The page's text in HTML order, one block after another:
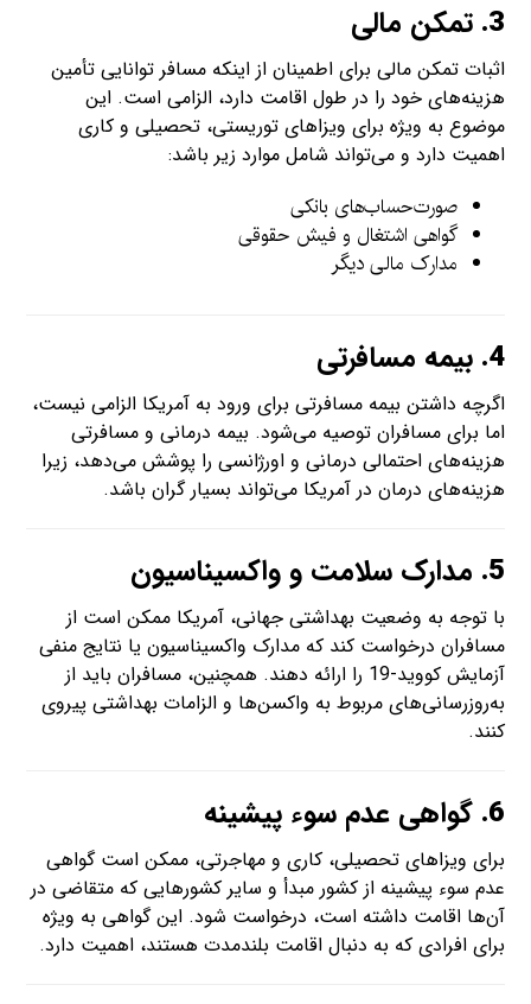
3. تمکن مالی
اثبات تمکن مالی برای اطمینان از اینکه مسافر توانایی تأمین
هزینه‌های خود را در طول اقامت دارد، الزامی است. این
موضوع به ویژه برای ویزاهای توریستی، تحصیلی و کاری
اهمیت دارد و می‌تواند شامل موارد زیر باشد:
صورت‌حساب‌های بانکی
گواهی اشتغال و فیش حقوقی
مدارک مالی دیگر
4. بیمه مسافرتی
اگرچه داشتن بیمه مسافرتی برای ورود به آمریکا الزامی نیست،
اما برای مسافران توصیه می‌شود. بیمه درمانی و مسافرتی
هزینه‌های احتمالی درمانی و اورژانسی را پوشش می‌دهد، زیرا
هزینه‌های درمان در آمریکا می‌تواند بسیار گران باشد.
5. مدارک سلامت و واکسیناسیون
با توجه به وضعیت بهداشتی جهانی، آمریکا ممکن است از
مسافران درخواست کند که مدارک واکسیناسیون یا نتایج منفی
آزمایش کووید-19 را ارائه دهند. همچنین، مسافران باید از
به‌روزرسانی‌های مربوط به واکسن‌ها و الزامات بهداشتی پیروی
کنند.
6. گواهی عدم سوء پیشینه
برای ویزاهای تحصیلی، کاری و مهاجرتی، ممکن است گواهی
عدم سوء پیشینه از کشور مبدأ و سایر کشورهایی که متقاضی در
آن‌ها اقامت داشته است، درخواست شود. این گواهی به ویژه
برای افرادی که به دنبال اقامت بلندمدت هستند، اهمیت دارد.